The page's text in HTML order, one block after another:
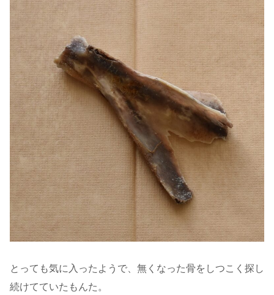
とっても気に入ったようで、無くなった骨をしつこく探し
続けてていたもんた。